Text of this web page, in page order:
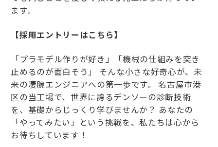
ます。
【採用エントリーはこちら】
「プラモデル作りが好き」「機械の仕組みを突き
止めるのが面白そう」 そんな小さな好奇心が、未
来の凄腕エンジニアへの第一歩です。 名古屋市港
区の当工場で、世界に誇るデンソーの診断技術
を、基礎からじっくり学びませんか？ あなたの
「やってみたい」という挑戦を、私たちは心から
お待ちしています！